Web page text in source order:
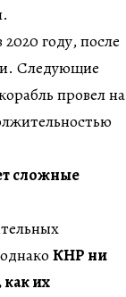
году, после
Следующие
провел на
сложные
КНР ни
их